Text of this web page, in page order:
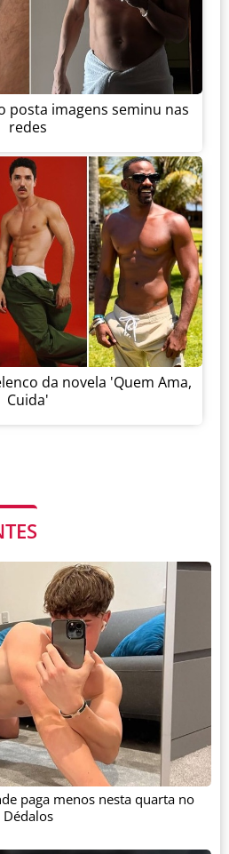
posta imagens seminu nas
redes
da novela 'Quem Ama,
Cuida'
paga menos nesta quarta no
Dédalos